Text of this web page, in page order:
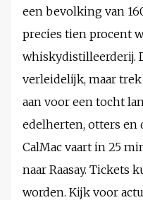
een bevolking van
precies tien procent
whiskydistilleerderij.
verleidelijk, maar
aan voor een tocht
edelherten, otters en
CalMac vaart in 25
naar Raasay. Tickets
worden. Kijk voor